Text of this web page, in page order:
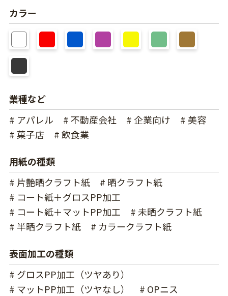
カラー
業種など
# アパレル
# 不動産会社 # 企業向け
# 美容
# 菓子店
# 飲食業
用紙の種類
# 片艶晒クラフト紙
# 晒クラフト紙
# コート紙＋グロスPP加工
# コート紙＋マットPP加工
# 未晒クラフト紙
# 半晒クラフト紙
# カラークラフト紙
表面加工の種類
# グロスPP加工（ツヤあり）
# マットPP加工（ツヤなし）
# OPニス